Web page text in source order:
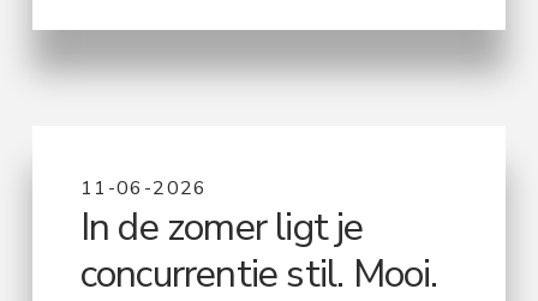
11-06-2026
In de zomer ligt je
concurrentie stil. Mooi.